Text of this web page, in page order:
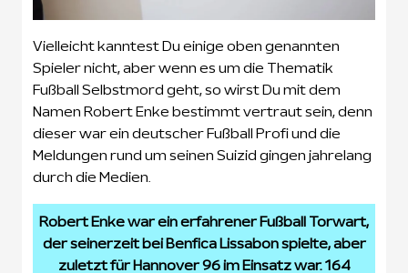
Vielleicht kanntest Du einige oben genannten
Spieler nicht, aber wenn es um die Thematik
Fußball Selbstmord geht, so wirst Du mit dem
Namen Robert Enke bestimmt vertraut sein, denn
dieser war ein deutscher Fußball Profi und die
Meldungen rund um seinen Suizid gingen jahrelang
durch die Medien.
Robert Enke war ein erfahrener Fußball Torwart,
der seinerzeit bei Benfica Lissabon spielte, aber
zuletzt für Hannover 96 im Einsatz war. 164